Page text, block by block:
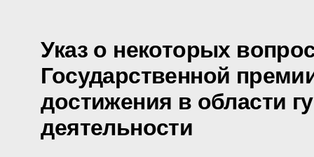
Указ о некоторых
Государственной
достижения в области
деятельности